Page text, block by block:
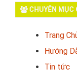
CHUYÊN MỤC
Trang
Hướng
Tin tức